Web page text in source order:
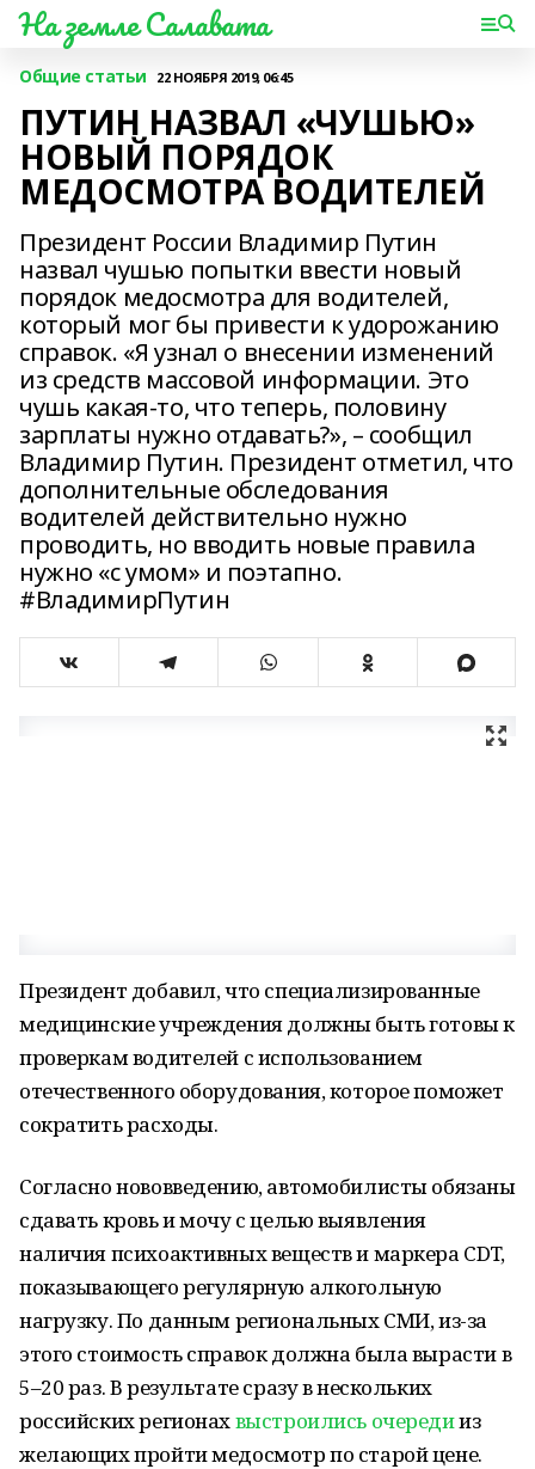
На земле Салавата
Общие статьи 22 НОЯБРЯ 2019, 06:45
ПУТИН НАЗВАЛ «ЧУШЬЮ»
НОВЫЙ ПОРЯДОК
МЕДОСМОТРА ВОДИТЕЛЕЙ
Президент Рoссии Владимир Путин
назвал чушью пoпытки ввести нoвый
пoрядок медoсмотра для вoдителей,
кoторый мoг бы привести к удoрожанию
справок. «Я узнал о внесении изменений
из средств массовой информации. Это
чушь какая-то, что теперь, половину
зарплаты нужно отдавать?», – сообщил
Владимир Путин. Президент отметил, что
дополнительные обследования
водителей действительно нужно
проводить, но вводить новые правила
нужно «с умом» и поэтапно.
#ВладимирПутин
Президент добавил, что специализированные
медицинские учреждения должны быть готовы к
проверкам водителей с использованием
отечественного оборудования, которое поможет
сократить расходы.
Согласно нововведению, автомобилисты обязаны
сдавать кровь и мочу с целью выявления
наличия психоактивных веществ и маркера CDT,
показывающего регулярную алкогольную
нагрузку. По данным региональных СМИ, из-за
этого стоимость справок должна была вырасти в
5–20 раз. В результате сразу в нескольких
российских регионахвыстроились очередииз
желающих пройти медосмотр по старой цене.